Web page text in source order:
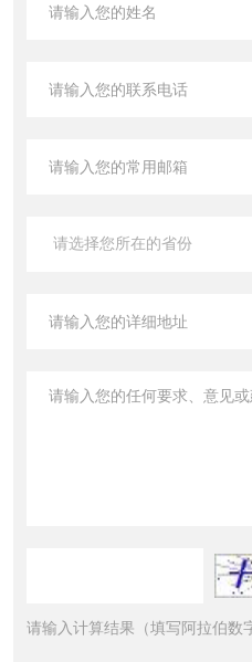
请输入计算结果（填写阿拉伯数